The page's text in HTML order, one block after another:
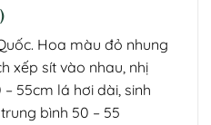
Hoa màu đỏ nhung
xếp sít vào nhau, nhị
55cm lá hơi dài, sinh
bình 50 – 55